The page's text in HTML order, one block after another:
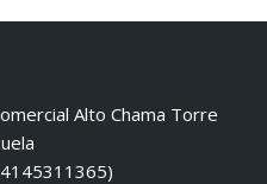
Alto Chama Torre